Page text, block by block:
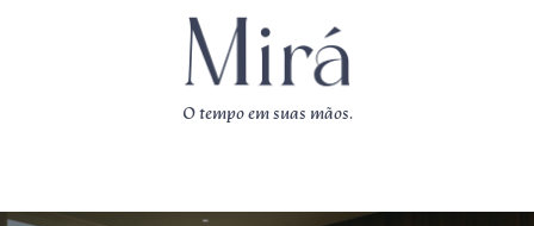
O tempo em suas mãos.